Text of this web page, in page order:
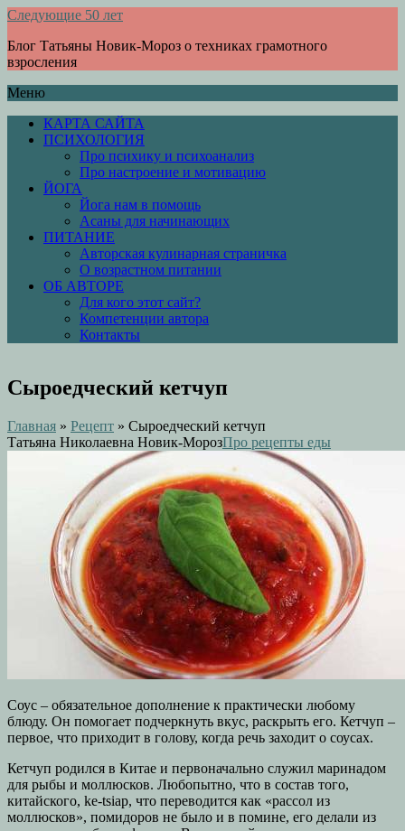
Следующие 50 лет
Блог Татьяны Новик-Мороз о техниках грамотного
взросления
Меню
КАРТА САЙТА
ПСИХОЛОГИЯ
Про психику и психоанализ
Про настроение и мотивацию
ЙОГА
Йога нам в помощь
Асаны для начинающих
ПИТАНИЕ
Авторская кулинарная страничка
О возрастном питании
ОБ АВТОРЕ
Для кого этот сайт?
Компетенции автора
Контакты
Сыроедческий кетчуп
Главная » Рецепт » Сыроедческий кетчуп
Татьяна Николаевна Новик-МорозПро рецепты еды
Соус – обязательное дополнение к практически любому
блюду. Он помогает подчеркнуть вкус, раскрыть его. Кетчуп –
первое, что приходит в голову, когда речь заходит о соусах.
Кетчуп родился в Китае и первоначально служил маринадом
для рыбы и моллюсков. Любопытно, что в состав того,
китайского, ke-tsiap, что переводится как «рассол из
моллюсков», помидоров не было и в помине, его делали из